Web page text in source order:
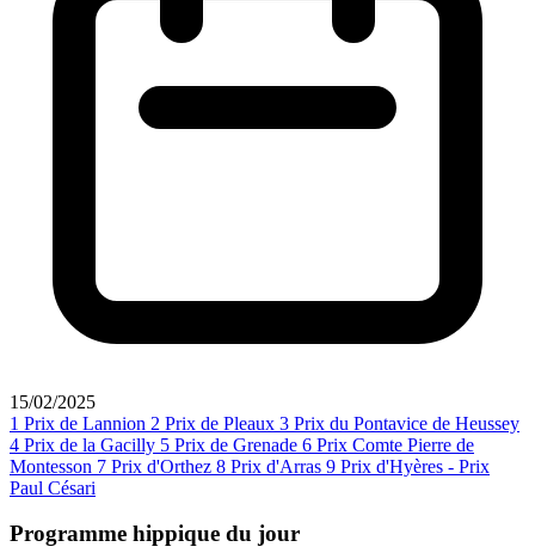
15/02/2025
1 Prix de Lannion 2 Prix de Pleaux 3 Prix du Pontavice de Heussey
4 Prix de la Gacilly 5 Prix de Grenade 6 Prix Comte Pierre de
Montesson 7 Prix d'Orthez 8 Prix d'Arras 9 Prix d'Hyères - Prix
Paul Césari
Programme hippique du jour